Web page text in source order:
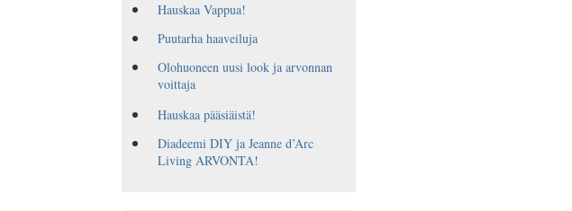
Hauskaa Vappua!
Puutarha haaveiluja
Olohuoneen uusi look ja arvonnan
voittaja
Hauskaa pääsiäistä!
Diadeemi DIY ja Jeanne d’Arc
Living ARVONTA!